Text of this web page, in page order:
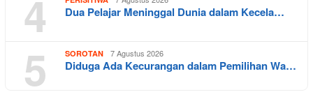
4 Dua Pelajar Meninggal Dunia dalam Kecela…
5 SOROTAN 7 Agustus 2026
Diduga Ada Kecurangan dalam Pemilihan Wa…